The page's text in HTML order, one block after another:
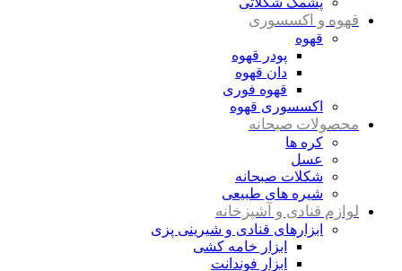
قهوه و اکسسوری
قهوه
پودر قهوه
دان قهوه
قهوه فوری
اکسسوری قهوه
محصولات صبحانه
کره ها
عسل
شکلات صبحانه
شیره های طبیعی
لوازم قنادی و آشپزخانه
ابزارهای قنادی و شیرینی پزی
ابزار خامه کشی
ابزار فوندانت